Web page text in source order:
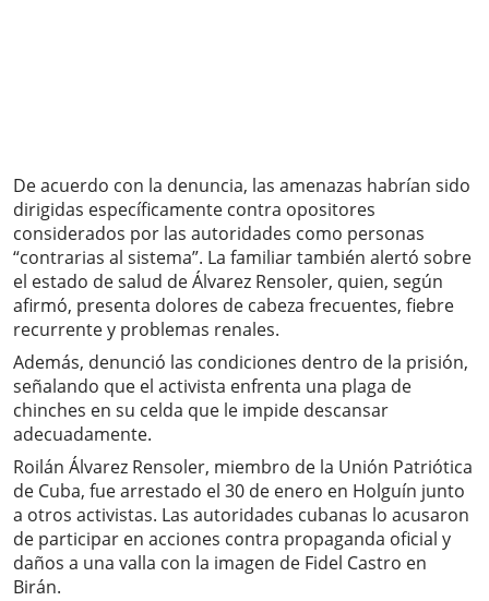
De acuerdo con la denuncia, las amenazas habrían sido
dirigidas específicamente contra opositores
considerados por las autoridades como personas
“contrarias al sistema”. La familiar también alertó sobre
el estado de salud de Álvarez Rensoler, quien, según
afirmó, presenta dolores de cabeza frecuentes, fiebre
recurrente y problemas renales.
Además, denunció las condiciones dentro de la prisión,
señalando que el activista enfrenta una plaga de
chinches en su celda que le impide descansar
adecuadamente.
Roilán Álvarez Rensoler, miembro de la Unión Patriótica
de Cuba, fue arrestado el 30 de enero en Holguín junto
a otros activistas. Las autoridades cubanas lo acusaron
de participar en acciones contra propaganda oficial y
daños a una valla con la imagen de Fidel Castro en
Birán.